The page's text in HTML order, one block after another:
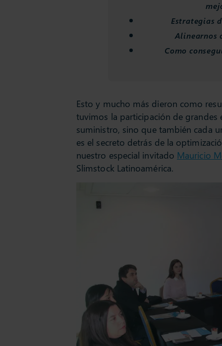
Estrategias
Alinearnos
Como
Esto y mucho más dieron como
tuvimos la participación de grandes
suministro, sino que también cada
es el secreto detrás de la
nuestro especial invitado Mauricio
Slimstock Latinoamérica.